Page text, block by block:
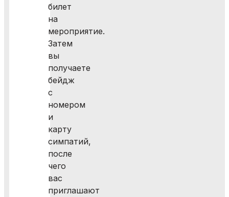
билет
на
мероприятие.
Затем
вы
получаете
бейдж
с
номером
и
карту
симпатий,
после
чего
вас
приглашают